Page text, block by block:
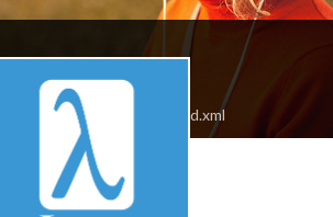
hamed0ghadiri/feed.xml